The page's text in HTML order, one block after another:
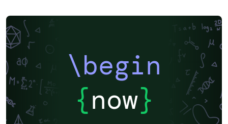
\begin
{now}